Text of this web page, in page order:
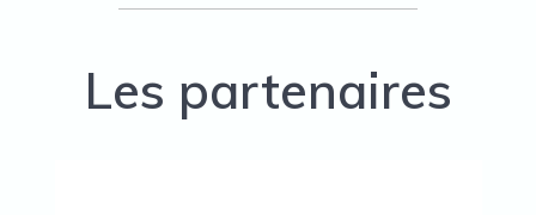
Les partenaires